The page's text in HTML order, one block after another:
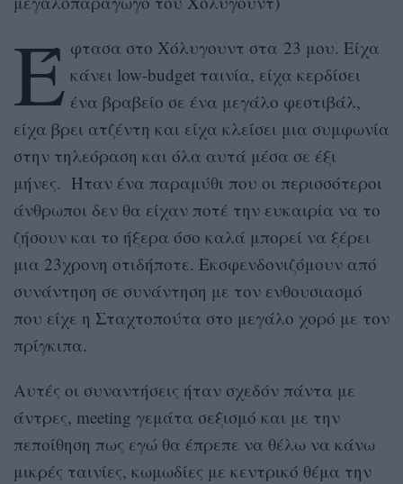
Έ φτασα στο Χόλυγουντ στα 23 μου. Είχα
κάνει low-budget ταινία, είχα κερδίσει
ένα βραβείο σε ένα μεγάλο φεστιβάλ,
είχα βρει ατζέντη και είχα κλείσει μια συμφωνία
στην τηλεόραση και όλα αυτά μέσα σε έξι
μήνες. Ήταν ένα παραμύθι που οι περισσότεροι
άνθρωποι δεν θα είχαν ποτέ την ευκαιρία να το
ζήσουν και το ήξερα όσο καλά μπορεί να ξέρει
μια 23χρονη οτιδήποτε. Εκσφενδονιζόμουν από
συνάντηση σε συνάντηση με τον ενθουσιασμό
που είχε η Σταχτοπούτα στο μεγάλο χορό με τον
πρίγκιπα.
Αυτές οι συναντήσεις ήταν σχεδόν πάντα με
άντρες, meeting γεμάτα σεξισμό και με την
πεποίθηση πως εγώ θα έπρεπε να θέλω να κάνω
μικρές ταινίες, κωμωδίες με κεντρικό θέμα την